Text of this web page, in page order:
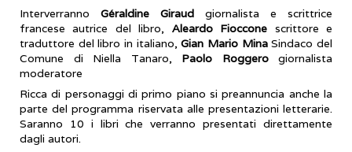
Interverranno Géraldine Giraud giornalista e scrittrice
francese autrice del libro, Aleardo Fioccone scrittore e
traduttore del libro in italiano,Gian Mario MinaSindaco del
Comune di Niella Tanaro, Paolo Roggerogiornalista
moderatore
Ricca di personaggi di primo piano si preannuncia anche la
parte del programma riservata alle presentazioni letterarie.
Saranno 10 i libri che verranno presentati direttamente
dagli autori.